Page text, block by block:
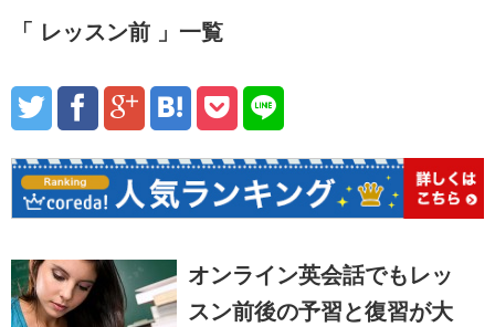
レッスン前 一覧
オンライン英会話でもレッ
スン前後の予習と復習が大